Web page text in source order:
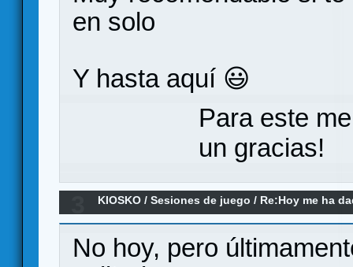
en solo
Y hasta aquí 😃
Para este
un gracias!
KIOSKO /Sesiones de juego / Re:Hoy me ha
No hoy, pero